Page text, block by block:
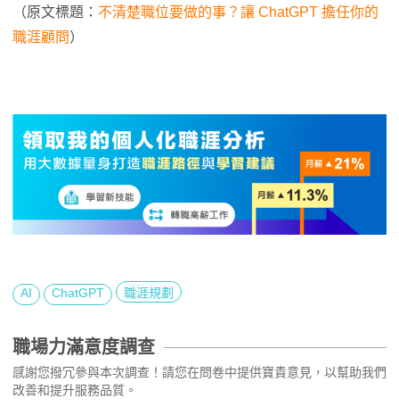
（原文標題： 不清楚職位要做的事？讓 ChatGPT 擔任你的
職涯顧問）
AI ChatGPT 職涯規劃
職場力滿意度調查
感謝您撥冗參與本次調查！請您在問卷中提供寶貴意見，以幫助我們
改善和提升服務品質。